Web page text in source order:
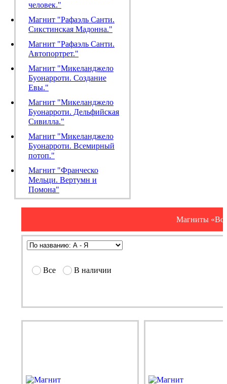
человек."
Магнит "Рафаэль Санти.
Сикстинская Мадонна."
Магнит "Рафаэль Санти.
Автопортрет."
Магнит "Микеланджело
Буонарроти. Создание
Евы."
Магнит "Микеланджело
Буонарроти. Дельфийская
Сивилла."
Магнит "Микеланджело
Буонарроти. Всемирный
потоп."
Магнит "Франческо
Мельци. Вертумн и
Помона"
Магниты
Все В наличии